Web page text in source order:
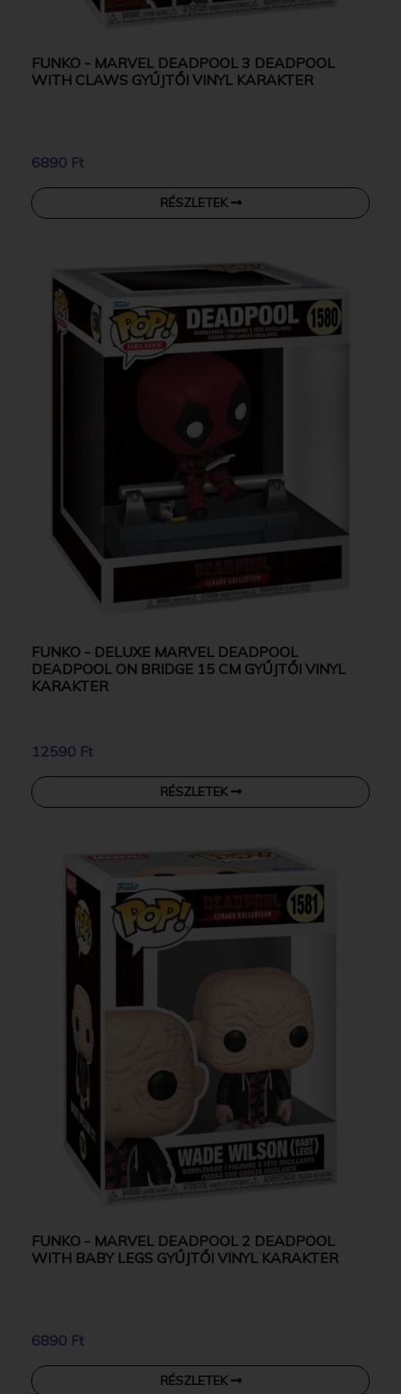
FUNKO - MARVEL DEADPOOL 3 DEADPOOL
WITH CLAWS GYŰJTŐI VINYL KARAKTER
6890 Ft
RÉSZLETEK
FUNKO - DELUXE MARVEL DEADPOOL
DEADPOOL ON BRIDGE 15 CM GYŰJTŐI VINYL
KARAKTER
12590 Ft
RÉSZLETEK
FUNKO - MARVEL DEADPOOL 2 DEADPOOL
WITH BABY LEGS GYŰJTŐI VINYL KARAKTER
6890 Ft
RÉSZLETEK